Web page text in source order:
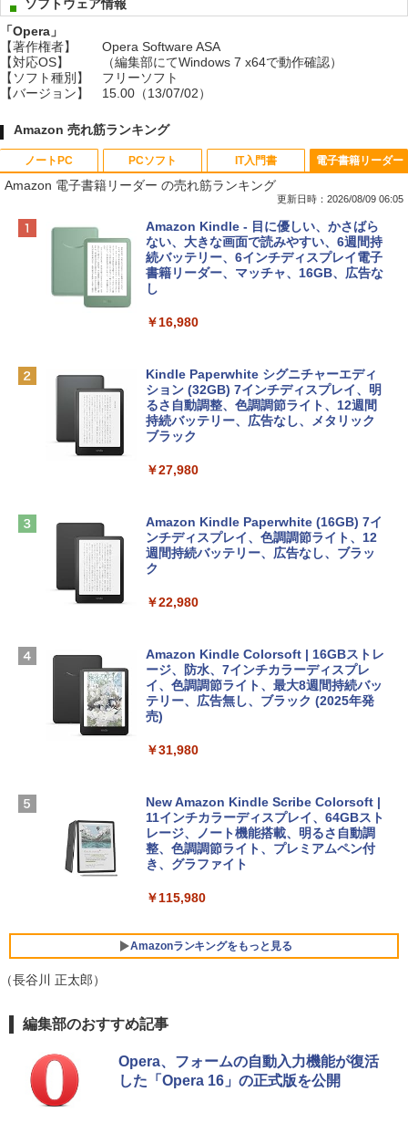
ソフトウェア情報
「Opera」
【著作権者】
Opera Software ASA
【対応OS】
（編集部にてWindows 7 x64で動作確認）
【ソフト種別】
フリーソフト
【バージョン】
15.00（13/07/02）
Amazon 売れ筋ランキング
ノートPC
Apple 2026 MacBook Neo A18 Proチッ
プ搭載13インチノートブック：AIとAppl
e Intelligenceのために設計、Liquid Ret
inaディスプレイ、8GBユニファイドメモ
リ、512GB SSDストレージ、1080p Fac
ゴ
tomtoc 360°保護 15.6 16インチ パソコ
ンケース Dell NEC Lavie ASUS HP dyna
book Lenovo対応
￥2,952
Apple 2026 MacBook Air M5チップ搭載
13インチノートブック：AIとApple Intell
igence、13.6インチLiquid Retinaディ
スプレイ、16GBユニファイドメモリ、1
ームカメラ、日本語キーボード、Touch I
￥278,800
【Amazon.co.jp限定】 HP ノートパソコ
ン 15-fd 15.6インチ 16GBメモリ 512GB
FMV ノートパソコン WE1-K3 (MS 365 P
ersonal/Copilotキー搭載/Win 11/15.6型/
Core i5/16GB/SSD 512GB/ホワイト) FM
VWK3E15W_AZ
￥139,880
PCソフト
Robloxギフトカード - 800 Robux 【限
定バーチャルアイテムを含む】 【オンラ
インゲームコード】 ロブロックス | オン
ラインコード版
定バーチャルアイテムを含む】 【オンラ
インゲームコード】 ロブロックス |オン
ラインコード版
￥1,600
インゲームコード】 ロブロックス | オン
ラインコード版
￥3,200
ows11、10/mac対応|PC2台
￥39,582
ト): Java & Bedrock Edition | オンライ
￥3,600
IT入門書
生成AIパスポート公式テキスト 第４版
￥1,766
￥1,292
非エンジニア 初心者 素人 でも安心 使い
めのAIコーディング入門シリーズ
￥99
AIイラスト表現辞典: 思い通りの絵を引き
￥480
FM TOWNS ハイパー・カタログ: 本体ハ
ェクトリストと最新エミュレータ紹介
電子書籍リーダー
Amazon 電子書籍リーダー の売れ筋ランキング
更新日時：2026/08/09 06:05
Amazon Kindle - 目に優しい、かさばら
ない、大きな画面で読みやすい、6週間持
続バッテリー、6インチディスプレイ電子
書籍リーダー、マッチャ、16GB、広告な
し
￥16,980
Kindle Paperwhite シグニチャーエディ
ション (32GB) 7インチディスプレイ、明
るさ自動調整、色調調節ライト、12週間
持続バッテリー、広告なし、メタリック
ブラック
￥27,980
Amazon Kindle Paperwhite (16GB) 7イ
ンチディスプレイ、色調調節ライト、12
週間持続バッテリー、広告なし、ブラッ
ク
￥22,980
Amazon Kindle Colorsoft | 16GBストレ
ージ、防水、7インチカラーディスプレ
イ、色調調節ライト、最大8週間持続バッ
テリー、広告無し、ブラック (2025年発
売)
￥31,980
New Amazon Kindle Scribe Colorsoft |
11インチカラーディスプレイ、64GBスト
レージ、ノート機能搭載、明るさ自動調
整、色調調節ライト、プレミアムペン付
き、グラファイト
￥115,980
Amazonランキングをもっと見る
（長谷川 正太郎）
編集部のおすすめ記事
Opera、フォームの自動入力機能が復活
した「Opera 16」の正式版を公開